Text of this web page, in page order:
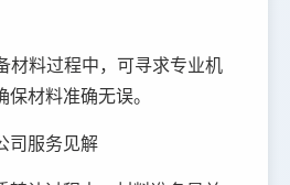
材料过程中，可寻求专业机
材料准确无误。
司服务见解